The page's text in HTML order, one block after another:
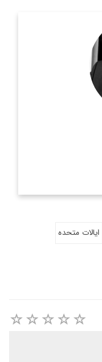
كتاب در همين
سياست ...
ایالات متحده